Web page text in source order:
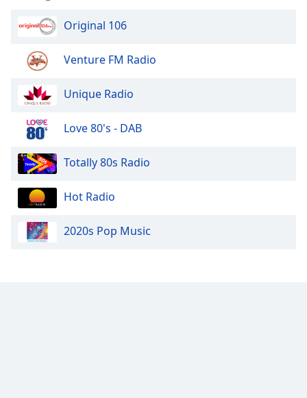
Original 106
Venture FM Radio
Unique Radio
Love 80's - DAB
Totally 80s Radio
Hot Radio
2020s Pop Music